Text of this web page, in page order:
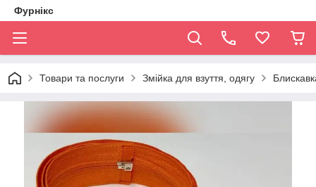
Фурнікс
Товари та послуги Змійка для взуття, одягу